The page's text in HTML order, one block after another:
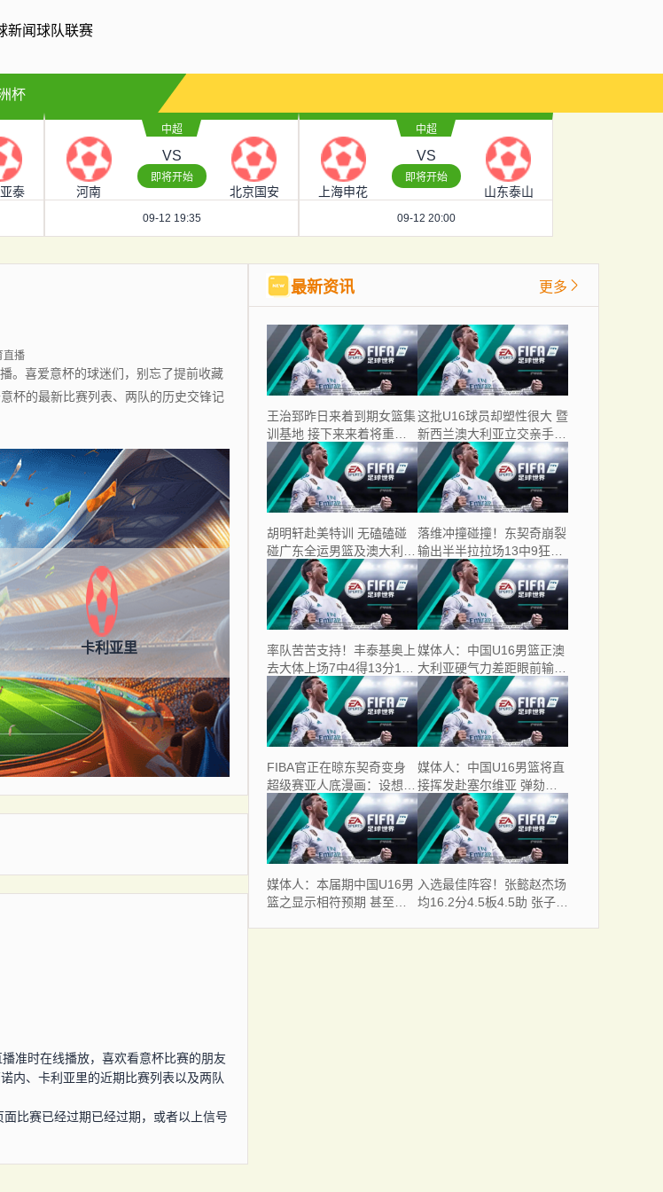
新闻球队联赛
杯
泰
中超
河南
VS
即将开始
北京国安
09-12 19:35
中超
上海申花
VS
即将开始
山东泰山
09-12 20:00
直播
。喜爱意杯的球迷们，别忘了提前收藏
杯的最新比赛列表、两队的历史交锋记
卡利亚里
准时在线播放，喜欢看意杯比赛的朋友
内、卡利亚里的近期比赛列表以及两队
比赛已经过期已经过期，或者以上信号
最新资讯 更多
王治郅昨日来着到期女篮集
训基地 接下来来着将重点
领导外线球员个人技术
这批U16球员却塑性很大 暨
新西兰澳大利亚立交亲手他
们能明白起劲着向
胡明轩赴美特训 无磕磕碰
碰广东全运男篮及澳大利亚
墨尔本山君之筛身赛
落维冲撞碰撞！东契奇崩裂
输出半半拉拉场13中9狂轰
30分5板2改掉 三分8中4
率队苦苦支持！丰泰基奥上
去大体上场7中4得13分1板
1助2改掉 三分6中3
媒体人：中国U16男篮正澳
大利亚硬气力差距眼前输掉
竞赛 可以接受
FIBA官正在晾东契奇变身
超级赛亚人底漫画：设想一
下去复明来着要防东契奇
媒体人：中国U16男篮将直
接挥发赴塞尔维亚 弹劾加
以一系列底立交流入竞赛
媒体人：本届期中国U16男
篮之显示相符预期 甚至有
入选最佳阵容！张懿赵杰场
均16.2分4.5板4.5助 张子一